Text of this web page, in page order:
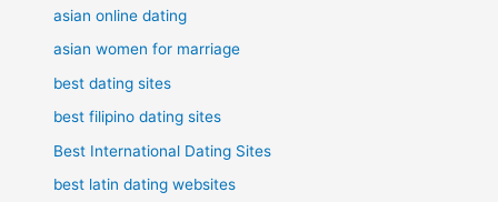
asian online dating
asian women for marriage
best dating sites
best filipino dating sites
Best International Dating Sites
best latin dating websites